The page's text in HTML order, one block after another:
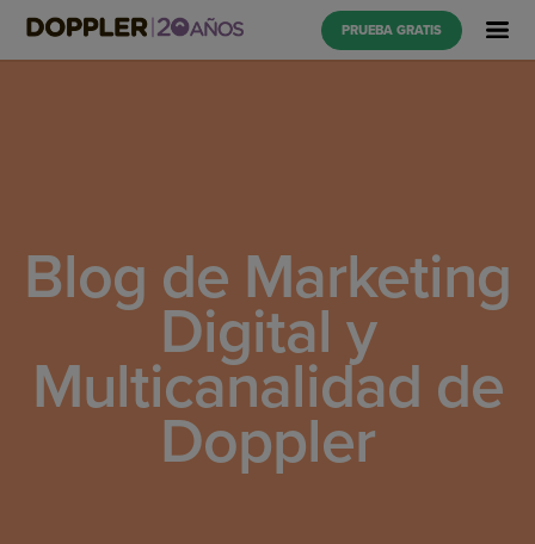
PRUEBA GRATIS
Blog de Marketing
Digital y
Multicanalidad de
Doppler